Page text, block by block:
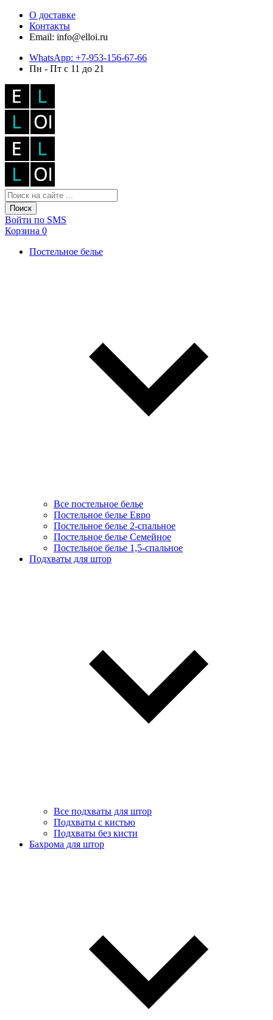
О доставке
Контакты
Email: info@elloi.ru
WhatsApp: +7-953-156-67-66
Пн - Пт с 11 до 21
Поиск
Войти по SMS
Корзина 0
Постельное белье
Все постельное белье
Постельное белье Евро
Постельное белье 2-спальное
Постельное белье Семейное
Постельное белье 1,5-спальное
Подхваты для штор
Все подхваты для штор
Подхваты с кистью
Подхваты без кисти
Бахрома для штор